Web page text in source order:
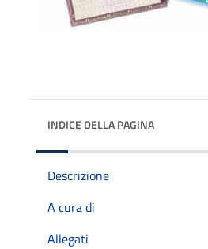
INDICE DELLA PAGINA
Descrizione
A cura di
Allegati